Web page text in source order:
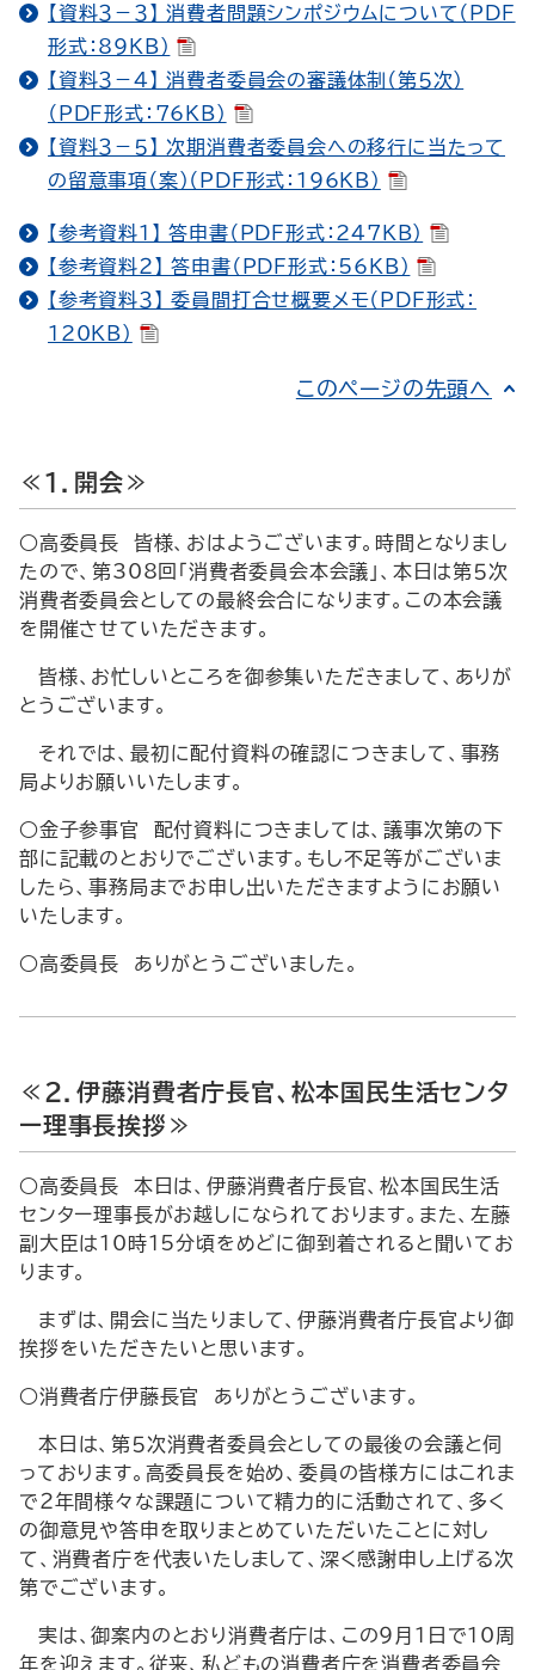
【資料３－３】 消費者問題シンポジウムについて（PDF
形式：89KB）
【資料３－４】 消費者委員会の審議体制（第５次）
（PDF形式：76KB）
【資料３－５】 次期消費者委員会への移行に当たって
の留意事項（案）（PDF形式：196KB）
【参考資料１】 答申書（PDF形式：247KB）
【参考資料２】 答申書（PDF形式：56KB）
【参考資料３】 委員間打合せ概要メモ（PDF形式：
120KB）
このページの先頭へ
≪１．開会≫
○高委員長 皆様、おはようございます。時間となりまし
たので、第308回「消費者委員会本会議」、本日は第５次
消費者委員会としての最終会合になります。この本会議
を開催させていただきます。
皆様、お忙しいところを御参集いただきまして、ありが
とうございます。
それでは、最初に配付資料の確認につきまして、事務
局よりお願いいたします。
○金子参事官 配付資料につきましては、議事次第の下
部に記載のとおりでございます。もし不足等がございま
したら、事務局までお申し出いただきますようにお願い
いたします。
○高委員長 ありがとうございました。
≪２．伊藤消費者庁長官、松本国民生活センタ
ー理事長挨拶≫
○高委員長 本日は、伊藤消費者庁長官、松本国民生活
センター理事長がお越しになられております。また、左藤
副大臣は10時15分頃をめどに御到着されると聞いてお
ります。
まずは、開会に当たりまして、伊藤消費者庁長官より御
挨拶をいただきたいと思います。
○消費者庁伊藤長官 ありがとうございます。
本日は、第５次消費者委員会としての最後の会議と伺
っております。高委員長を始め、委員の皆様方にはこれま
で２年間様々な課題について精力的に活動されて、多く
の御意見や答申を取りまとめていただいたことに対し
て、消費者庁を代表いたしまして、深く感謝申し上げる次
第でございます。
実は、御案内のとおり消費者庁は、この９月１日で10周
年を迎えます。従来、私どもの消費者庁を消費者委員会